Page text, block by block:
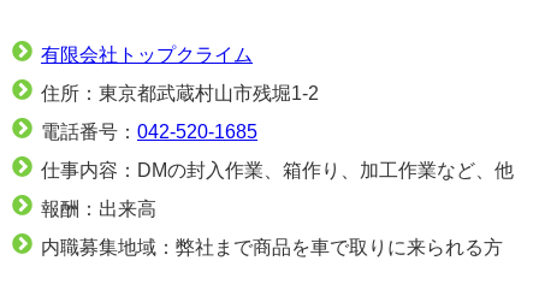
有限会社トップクライム
住所：東京都武蔵村山市残堀1-2
電話番号： 042-520-1685
仕事内容：DMの封入作業、箱作り、加工作業など、他
報酬：出来高
内職募集地域：弊社まで商品を車で取りに来られる方